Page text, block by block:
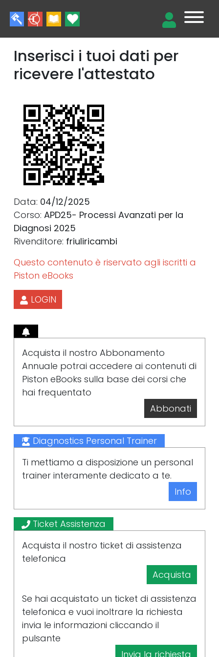
Inserisci i tuoi dati per
ricevere l'attestato
Data: 04/12/2025
Corso: APD25- Processi Avanzati per la
Diagnosi 2025
Rivenditore: friuliricambi
Questo contenuto è riservato agli iscritti a
Piston eBooks
LOGIN
Acquista il nostro Abbonamento
Annuale potrai accedere ai contenuti di
Piston eBooks sulla base dei corsi che
hai frequentato
Abbonati
Diagnostics Personal Trainer
Ti mettiamo a disposizione un personal
trainer interamente dedicato a te.
Info
Ticket Assistenza
Acquista il nostro ticket di assistenza
telefonica
Acquista
Se hai acquistato un ticket di assistenza
telefonica e vuoi inoltrare la richiesta
invia le informazioni cliccando il
pulsante
Invia la richiesta